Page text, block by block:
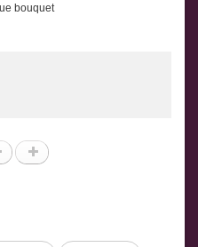
bouquet